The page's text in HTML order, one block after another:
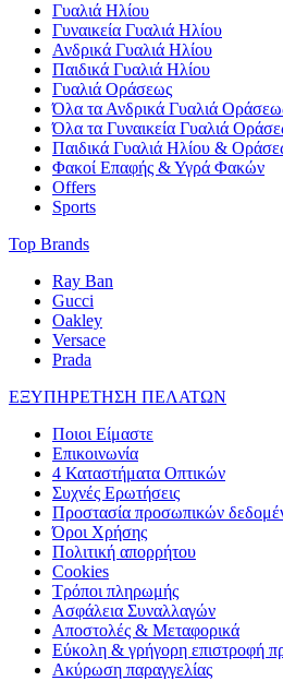
Γυαλιά Ηλίου
Γυναικεία Γυαλιά Ηλίου
Ανδρικά Γυαλιά Ηλίου
Παιδικά Γυαλιά Ηλίου
Γυαλιά Οράσεως
Όλα τα Ανδρικά Γυαλιά
Όλα τα Γυναικεία Γυαλιά
Παιδικά Γυαλιά Ηλίου &
Φακοί Επαφής & Υγρά Φακών
Offers
Sports
Top Brands
Ray Ban
Gucci
Oakley
Versace
Prada
ΕΞΥΠΗΡΕΤΗΣΗ ΠΕΛΑΤΩΝ
Ποιοι Είμαστε
Επικοινωνία
4 Καταστήματα Οπτικών
Συχνές Ερωτήσεις
Προστασία προσωπικών
Όροι Χρήσης
Πολιτική απορρήτου
Cookies
Τρόποι πληρωμής
Ασφάλεια Συναλλαγών
Αποστολές & Μεταφορικά
Εύκολη & γρήγορη επιστροφή
Ακύρωση παραγγελίας